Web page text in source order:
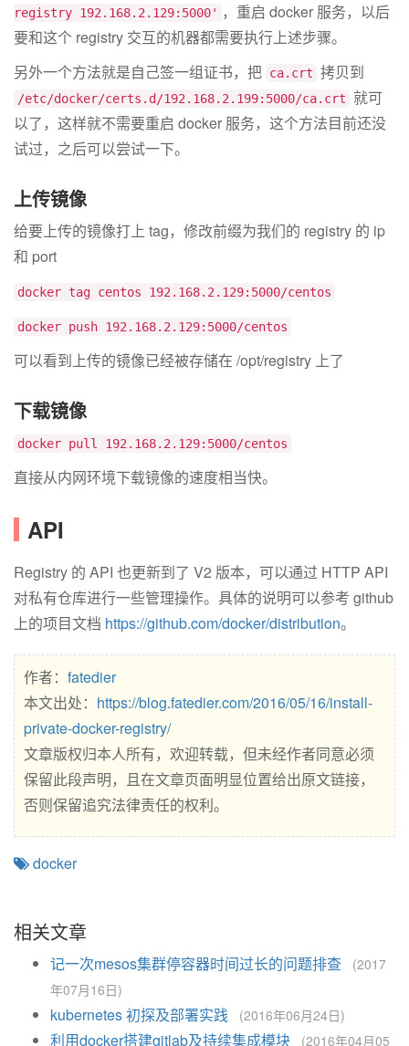
registry 192.168.2.129:5000'
，重启 docker 服务，以后
要和这个 registry 交互的机器都需要执行上述步骤。
另外一个方法就是自己签一组证书，把 ca.crt 拷贝到
/etc/docker/certs.d/192.168.2.199:5000/ca.crt
就可
以了，这样就不需要重启 docker 服务，这个方法目前还没
试过，之后可以尝试一下。
上传镜像
给要上传的镜像打上 tag，修改前缀为我们的 registry 的 ip
和 port
docker tag centos 192.168.2.129:5000/centos
docker push 192.168.2.129:5000/centos
可以看到上传的镜像已经被存储在 /opt/registry 上了
下载镜像
docker pull 192.168.2.129:5000/centos
直接从内网环境下载镜像的速度相当快。
API
Registry 的 API 也更新到了 V2 版本，可以通过 HTTP API
对私有仓库进行一些管理操作。具体的说明可以参考 github
上的项目文档 https://github.com/docker/distribution。
作者： fatedier
本文出处： https://blog.fatedier.com/2016/05/16/install-
private-docker-registry/
文章版权归本人所有，欢迎转载，但未经作者同意必须
保留此段声明，且在文章页面明显位置给出原文链接，
否则保留追究法律责任的权利。
docker
相关文章
记一次mesos集群停容器时间过长的问题排查
(2017
年07月16日)
kubernetes 初探及部署实践 (2016年06月24日)
利用docker搭建gitlab及持续集成模块 (2016年04月05